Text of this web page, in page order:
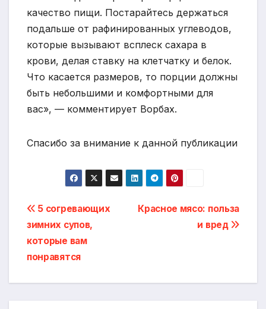
качество пищи. Постарайтесь держаться
подальше от рафинированных углеводов,
которые вызывают всплеск сахара в
крови, делая ставку на клетчатку и белок.
Что касается размеров, то порции должны
быть небольшими и комфортными для
вас», — комментирует Ворбах.
Спасибо за внимание к данной публикации
Навигация
по
записям
Красное мясо: польза
и вред
5 согревающих
зимних супов,
которые вам
понравятся